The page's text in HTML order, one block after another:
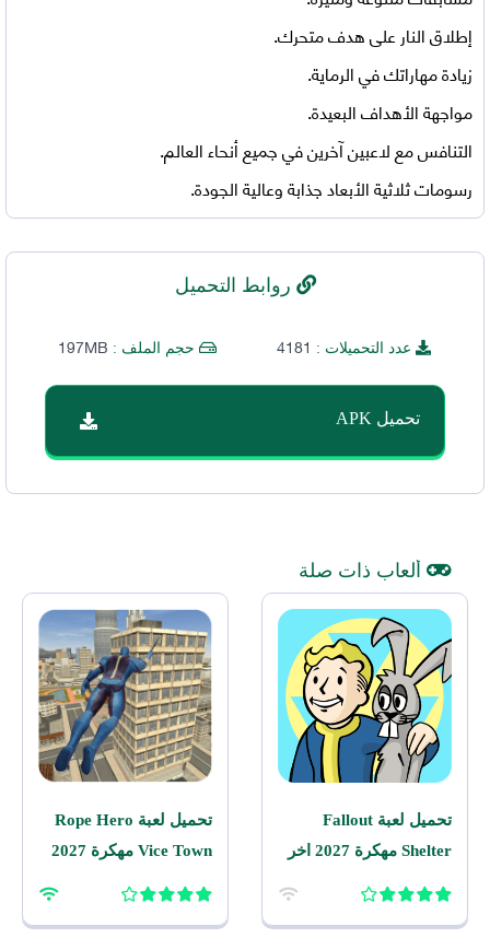
إطلاق النار على هدف متحرك.
زيادة مهاراتك في الرماية.
مواجهة الأهداف البعيدة.
التنافس مع لاعبين آخرين في جميع أنحاء العالم.
رسومات ثلاثية الأبعاد جذابة وعالية الجودة.
روابط التحميل
عدد التحميلات : 4181 حجم الملف : 197MB
تحميل APK
ألعاب ذات صلة
تحميل لعبة Fallout
Shelter مهكرة 2027 اخر
تحميل لعبة Rope Hero
Vice Town مهكرة 2027